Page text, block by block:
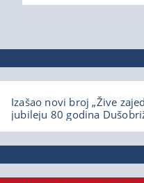
Izašao novi broj „Žive
jubileju 80 godina